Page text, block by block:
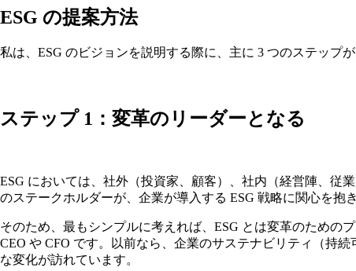
ESG の提案方法
私は、ESG のビジョンを説明する際に、主に 3 つのステップ
ステップ 1：変革のリーダーとなる
ESG においては、社外（投資家、顧客）、社内（経営陣、従
のステークホルダーが、企業が導入する ESG 戦略に関心を抱
そのため、最もシンプルに考えれば、ESG とは変革のための
CEO や CFO です。以前なら、企業のサステナビリティ（持
な変化が訪れています。